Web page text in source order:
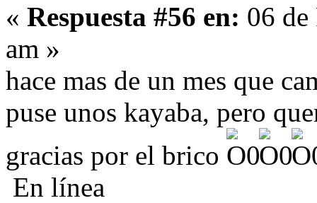
« Respuesta #56 en: 06
am »
hace mas de un mes que
puse unos kayaba, pero
gracias por el brico
En línea